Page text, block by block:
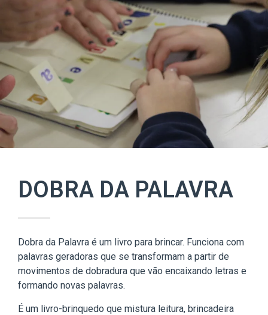
DOBRA DA PALAVRA
Dobra da Palavra é um livro para brincar. Funciona com
palavras geradoras que se transformam a partir de
movimentos de dobradura que vão encaixando letras e
formando novas palavras.
É um livro-brinquedo que mistura leitura, brincadeira